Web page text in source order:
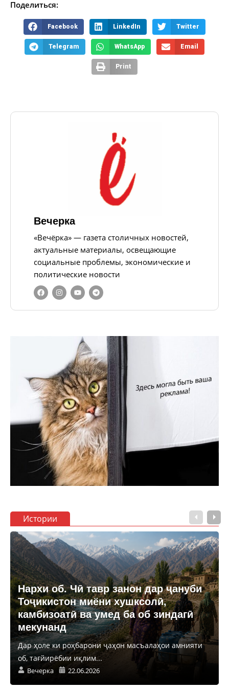
Поделиться:
Facebook LinkedIn Twitter
Telegram WhatsApp Email
Print
Вечерка
«Вечёрка» — газета столичных новостей,
актуальные материалы, освещающие
социальные проблемы, экономические и
политические новости
Истории
Нархи об. Чӣ тавр занон дар ҷануби
Тоҷикистон миёни хушксолӣ,
камбизоатӣ ва умед ба об зиндагӣ
мекунанд
Дар ҳоле ки роҳбарони ҷаҳон масъалаҳои амнияти
об, тағйирёбии иқлим...
Вечерка 22.06.2026